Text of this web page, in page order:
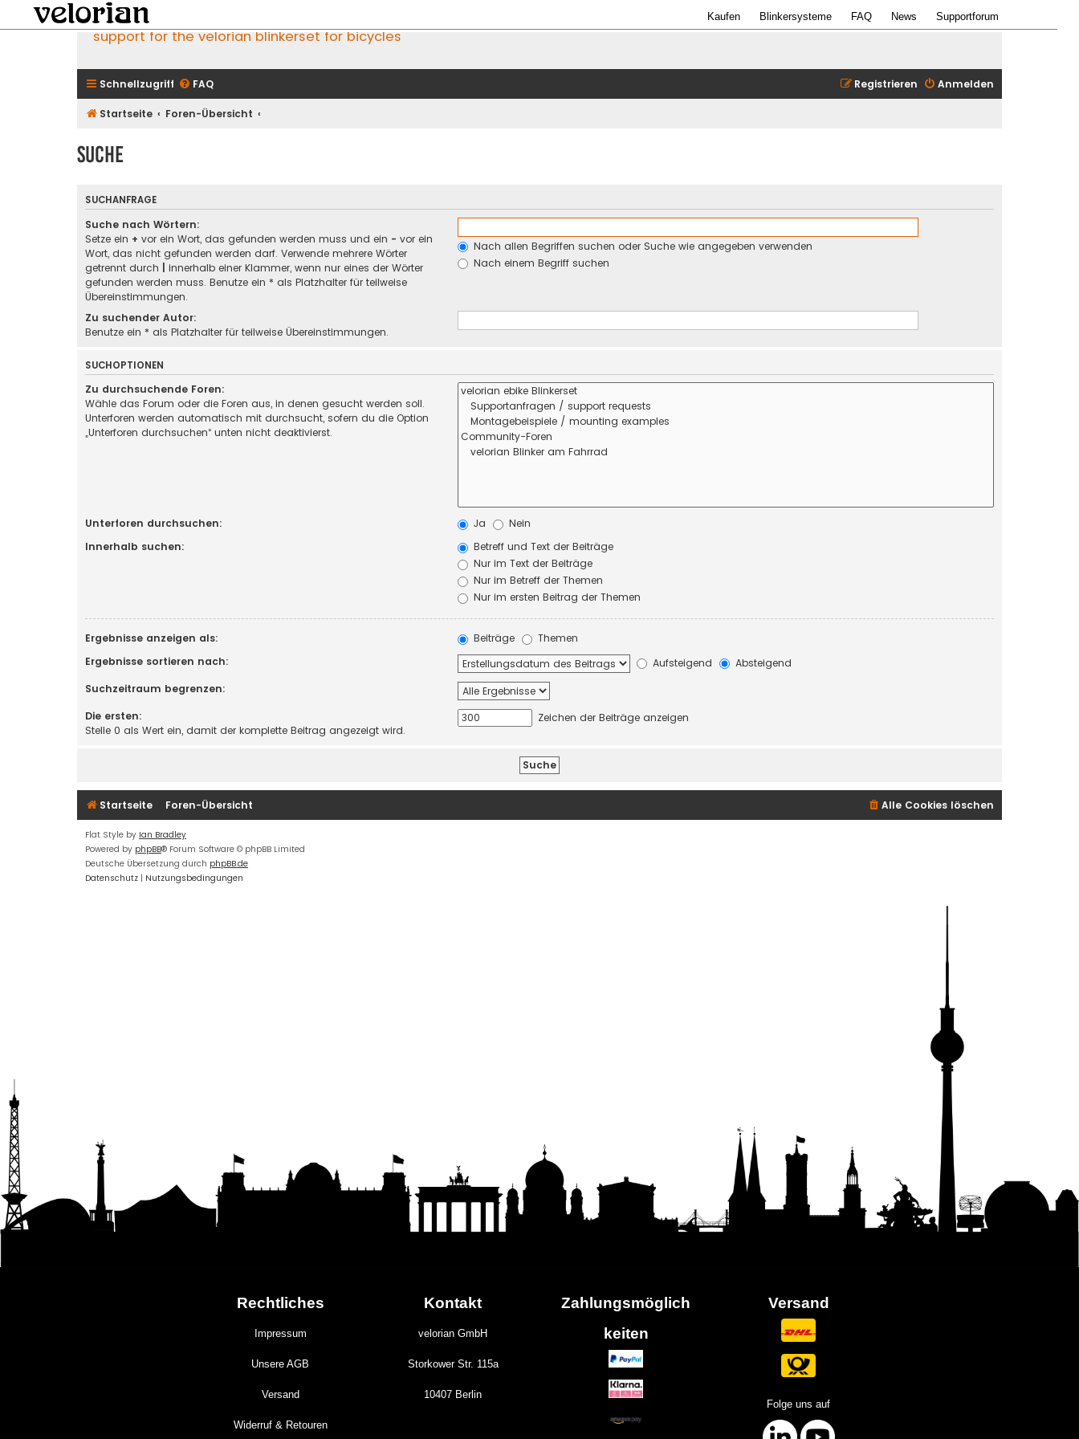
Kaufen Blinkersysteme FAQ News Supportforum
support for the velorian blinkerset for bicycles
Schnellzugriff FAQ Anmelden
Registrieren
Startseite Foren-Übersicht
Suche
SUCHANFRAGE
Suche nach Wörtern:
Setze ein + vor ein Wort, das gefunden werden muss und ein - vor ein
Wort, das nicht gefunden werden darf. Verwende mehrere Wörter
getrennt durch
innerhalb einer Klammer, wenn nur eines der Wörter
gefunden werden muss. Benutze ein * als Platzhalter für teilweise
Übereinstimmungen.
Nach allen Begriffen suchen oder Suche wie angegeben verwenden
Nach einem Begriff suchen
Zu suchender Autor:
Benutze ein * als Platzhalter für teilweise Übereinstimmungen.
SUCHOPTIONEN
Zu durchsuchende Foren:
Wähle das Forum oder die Foren aus, in denen gesucht werden soll.
Unterforen werden automatisch mit durchsucht, sofern du die Option
„Unterforen durchsuchen“ unten nicht deaktivierst.
Unterforen durchsuchen: Ja
Nein
Innerhalb suchen:
Betreff und Text der Beiträge
Nur im Text der Beiträge
Nur im Betreff der Themen
Nur im ersten Beitrag der Themen
Ergebnisse anzeigen als: Beiträge
Themen
Ergebnisse sortieren nach:
Aufsteigend
Absteigend
Suchzeitraum begrenzen:
Die ersten:
Stelle 0 als Wert ein, damit der komplette Beitrag angezeigt wird.
Zeichen der Beiträge anzeigen
Startseite Foren-Übersicht Alle Cookies löschen
Flat Style by Ian Bradley
Powered by phpBB® Forum Software © phpBB Limited
Deutsche Übersetzung durch phpBB.de
Datenschutz | Nutzungsbedingungen
Rechtliches
Impressum
Unsere AGB
Versand
Widerruf & Retouren
Kontakt
velorian GmbH
Storkower Str. 115a
10407 Berlin
Zahlungsmöglich
keiten
Versand
Folge uns auf